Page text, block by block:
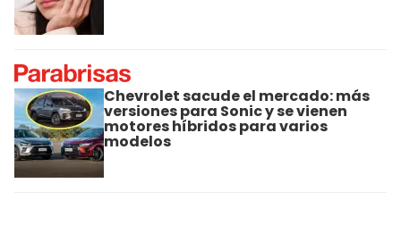
Chevrolet sacude el mercado: más
versiones para Sonic y se vienen
motores híbridos para varios
modelos